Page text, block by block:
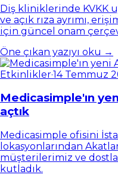
Diş kliniklerinde KVKK
ve açık rıza ayrımı,
için güncel onam
Öne çıkan yazıyı oku →
Etkinlikler·14 Temmuz
Medicasimple'ın
açtık
Medicasimple ofisini
lokasyonlarından
müşterilerimiz ve
kutladık.